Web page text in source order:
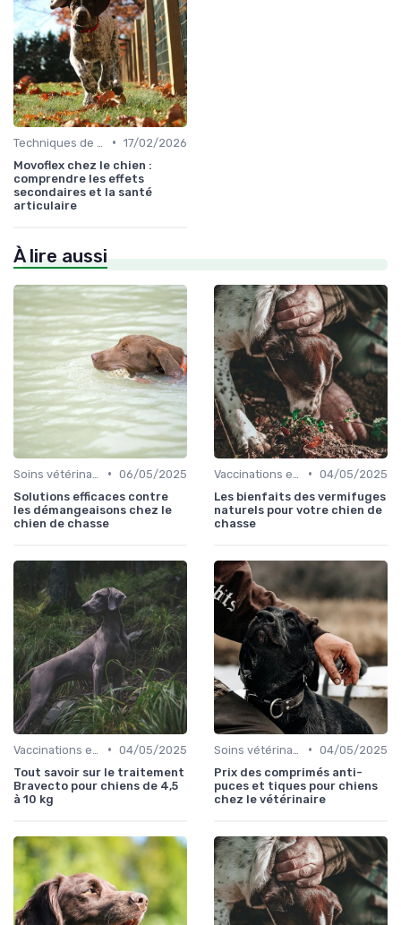
• 17/02/2026
Movoflex chez le chien :
comprendre les effets
secondaires et la santé
articulaire
À lire aussi
• 06/05/2025
Solutions efficaces contre
les démangeaisons chez le
chien de chasse
• 04/05/2025
Les bienfaits des vermifuges
naturels pour votre chien de
chasse
• 04/05/2025
Tout savoir sur le traitement
Bravecto pour chiens de 4,5
à 10 kg
• 04/05/2025
Prix des comprimés anti-
puces et tiques pour chiens
chez le vétérinaire